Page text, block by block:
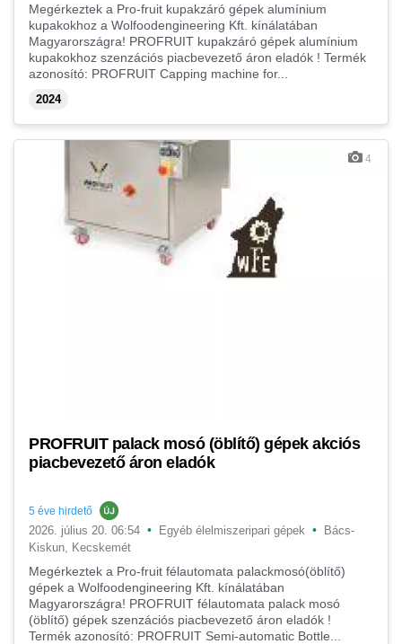
Megérkeztek a Pro-fruit kupakzáró gépek alumínium
kupakokhoz a Wolfoodengineering Kft. kínálatában
Magyarországra! PROFRUIT kupakzáró gépek alumínium
kupakokhoz szenzációs piacbevezető áron eladók ! Termék
azonosító: PROFRUIT Capping machine for...
2024
4
PROFRUIT palack mosó (öblítő) gépek akciós
piacbevezető áron eladók
5 éve hirdető
2026. július 20. 06:54 • Egyéb élelmiszeripari gépek • Bács-
Kiskun, Kecskemét
Megérkeztek a Pro-fruit félautomata palackmosó(öblítő)
gépek a Wolfoodengineering Kft. kínálatában
Magyarországra! PROFRUIT félautomata palack mosó
(öblítő) gépek szenzációs piacbevezető áron eladók !
Termék azonosító: PROFRUIT Semi-automatic Bottle...